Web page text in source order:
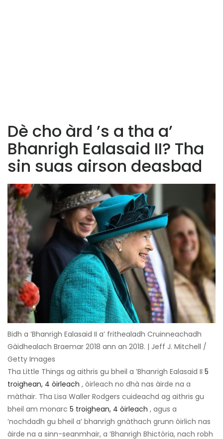
Dè cho àrd ’s a tha a’
Bhanrigh Ealasaid II? Tha
sin suas airson deasbad
Bidh a ’Bhanrigh Ealasaid II a’ frithealadh Cruinneachadh
Gàidhealach Braemar 2018 ann an 2018. | Jeff J. Mitchell /
Getty Images
Tha Little Things ag aithris gu bheil a ’Bhanrigh Ealasaid II 5
troighean, 4 òirleach , òirleach no dhà nas àirde na a
màthair. Tha Lisa Waller Rodgers cuideachd ag aithris gu
bheil am monarc 5 troighean, 4 òirleach , agus a
’nochdadh gu bheil a’ bhanrigh gnàthach grunn òirlich nas
àirde na a sinn-seanmhair, a ’Bhanrigh Bhictòria, nach robh